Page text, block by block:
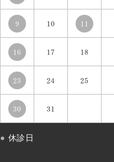
9 10 11
16 17 18
23 24 25
30 31
● 休診日